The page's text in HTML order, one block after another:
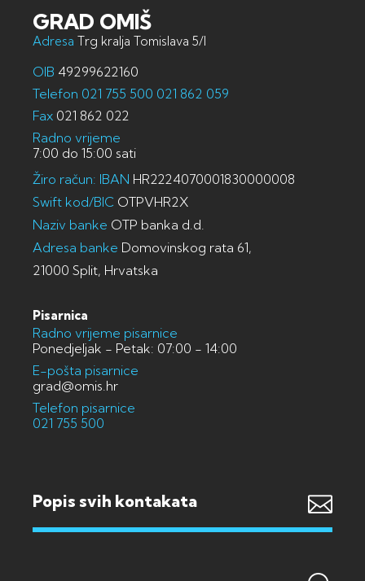
GRAD OMIŠ
Adresa Trg kralja Tomislava 5/I
OIB 49299622160
Telefon 021 755 500 021 862 059
Fax 021 862 022
Radno vrijeme
7:00 do 15:00 sati
Žiro račun: IBAN HR2224070001830000008
Swift kod/BIC OTPVHR2X
Naziv banke OTP banka d.d.
Adresa banke Domovinskog rata 61,
21000 Split, Hrvatska
Pisarnica
Radno vrijeme pisarnice
Ponedjeljak - Petak: 07:00 - 14:00
E-pošta pisarnice
grad@omis.hr
Telefon pisarnice
021 755 500
Popis svih kontakata